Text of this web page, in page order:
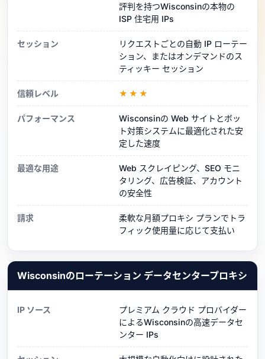
評判を持つWisconsinの本物の
ISP 住宅用 IPs
セッション
リクエストごとの自動 IP ローテー
ション、またはオンデマンドのス
ティッキー セッション
信頼レベル ★★★
パフォーマンス
Wisconsinの Web サイトとボッ
ト対策システムに最適化された安
定した速度
最適な用途
Web スクレイピング、SEO モニ
タリング、広告検証、アカウント
の安全性
請求
柔軟な月額プロキシ プランでトラ
フィック使用量に応じて支払い
Wisconsinのローテーション データセンタープロキシ
IP ソース
プレミアム クラウド プロバイダー
によるWisconsinの高速データセ
ンター IPs